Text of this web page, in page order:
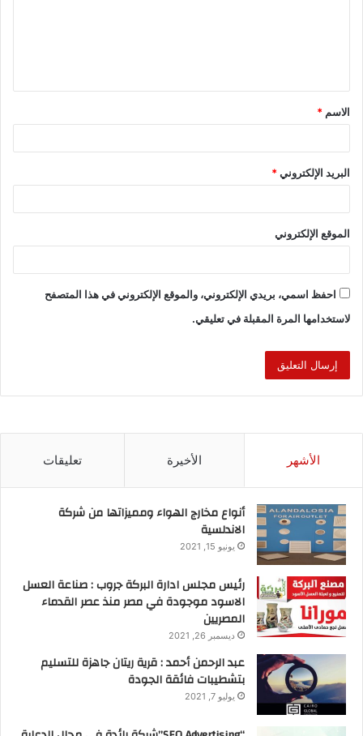
F
a
c
b
o
k
M
a
st
o
E
m
S
h
الاسم *
البريد الإلكتروني*
الموقع الإلكتروني
احفظ اسمي، بريدي الإلكتروني، والموقع الإلكتروني في هذا المتصفح
لاستخدامها المرة المقبلة في تعليقي.
الأشهر الأخيرة تعليقات
أنواع مخارج الهواء ومميزاتها من شركة
الاندلسية
يونيو 15, 2021
رئيس مجلس ادارة البركة جروب : صناعة العسل
الاسود موجودة في مصر منذ عصر القدماء
المصريين
ديسمبر 26, 2021
عبد الرحمن أحمد : قرية ريتان جاهزة للتسليم
بتشطيبات فائقة الجودة
يوليو 7, 2021